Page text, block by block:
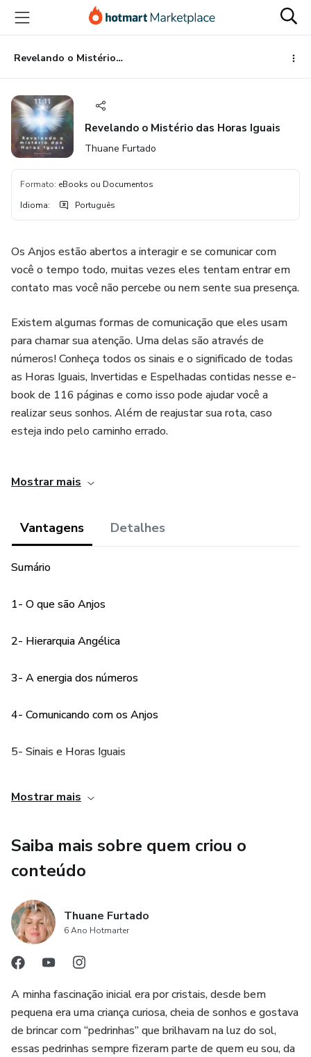
para
conteúdo
principal
para
pagamento
para
rodapé
Revelando o Mistério das Horas Iguais
Revelando o Mistério das Horas Iguais
Thuane Furtado
Formato: eBooks ou Documentos
Idioma: Português
Os Anjos estão abertos a interagir e se comunicar com
você o tempo todo, muitas vezes eles tentam entrar em
contato mas você não percebe ou nem sente sua presença.
Existem algumas formas de comunicação que eles usam
para chamar sua atenção. Uma delas são através de
números! Conheça todos os sinais e o significado de todas
as Horas Iguais, Invertidas e Espelhadas contidas nesse e-
book de 116 páginas e como isso pode ajudar você a
realizar seus sonhos. Além de reajustar sua rota, caso
esteja indo pelo caminho errado.
Iguais que o Universo está tentando passar para você.
e números)
* Números Angélicos
* Números Invertidos
* Combinações Angélicas
* 11:11
* 12:34
* 21:21
* Calculando seu número Angélico com Tabela Cabalística
Mostrar mais
Vantagens Detalhes
Sumário
1- O que são Anjos
2- Hierarquia Angélica
3- A energia dos números
4- Comunicando com os Anjos
5- Sinais e Horas Iguais
8- Combinações angélicas
9- Números invertidos
10- Calculando seu número angélico
11- A Mensagem dos Anjos
*Bônus
Mostrar mais
Saiba mais sobre quem criou o
conteúdo
Thuane Furtado
6 Ano Hotmarter
A minha fascinação inicial era por cristais, desde bem
pequena era uma criança curiosa, cheia de sonhos e gostava
de brincar com “pedrinhas” que brilhavam na luz do sol,
essas pedrinhas sempre fizeram parte de quem eu sou, da